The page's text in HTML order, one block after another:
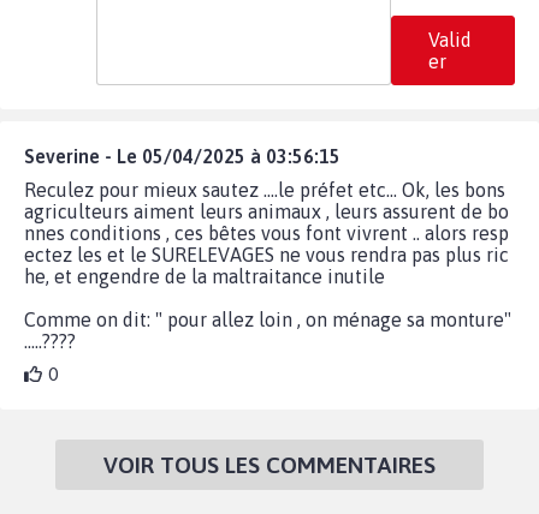
Valid
er
Severine - Le 05/04/2025 à 03:56:15
Reculez pour mieux sautez ....le préfet etc... Ok, les bons
agriculteurs aiment leurs animaux , leurs assurent de bo
nnes conditions , ces bêtes vous font vivrent .. alors resp
ectez les et le SURELEVAGES ne vous rendra pas plus ric
he, et engendre de la maltraitance inutile
Comme on dit: " pour allez loin , on ménage sa monture"
.....????
0
VOIR TOUS LES COMMENTAIRES